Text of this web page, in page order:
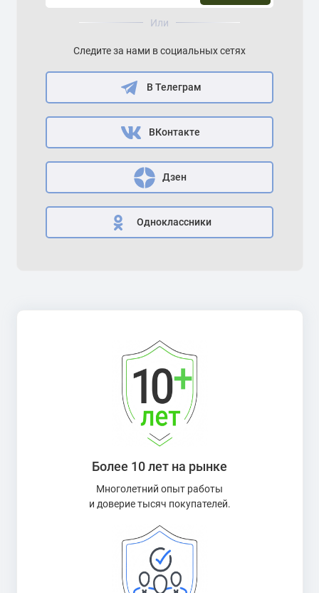
Или
Следите за нами в социальных сетях
В Телеграм
ВКонтакте
Дзен
Одноклассники
Более 10 лет на рынке
Многолетний опыт работы
и доверие тысяч покупателей.